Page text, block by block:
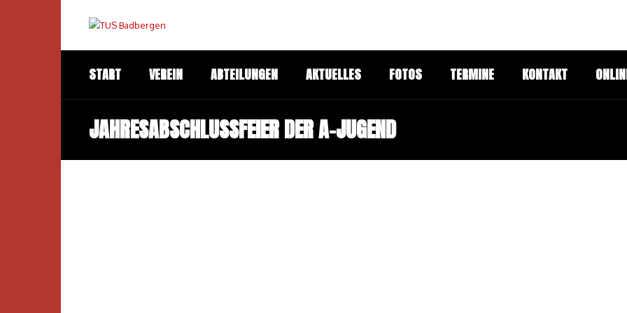
START VEREIN ABTEILUNGEN AKTUELLES FOTOS TERMINE KONTAKT
JAHRESABSCHLUSSFEIER DER A-JUGEND